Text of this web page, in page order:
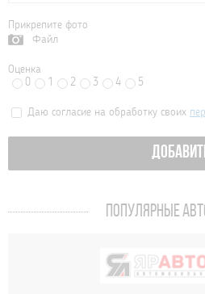
Прикрепите фото
Файл
Оценка
0
1 2 3 4 5
Даю согласие на обработку своих
ПОПУЛЯРНЫЕ